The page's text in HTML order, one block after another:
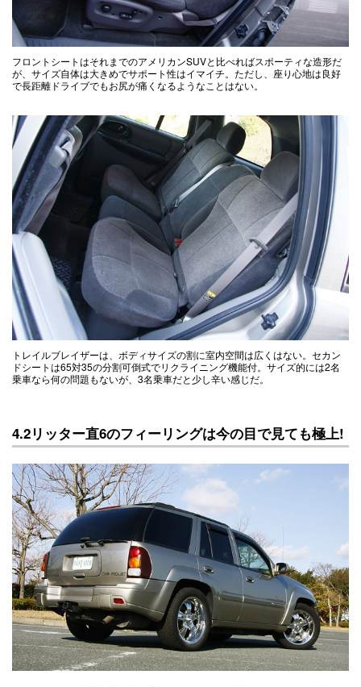
フロントシートはそれまでのアメリカンSUVと比べればスポーティな造形だ
が、サイズ自体は大きめでサポート性はイマイチ。ただし、座り心地は良好
で長距離ドライブでもお尻が痛くなるようなことはない。
トレイルブレイザーは、ボディサイズの割に室内空間は広くはない。セカン
ドシートは65対35の分割可倒式でリクライニング機能付。サイズ的には2名
乗車なら何の問題もないが、3名乗車だと少し辛い感じだ。
4.2リッター直6のフィーリングは今の目で見ても極上!